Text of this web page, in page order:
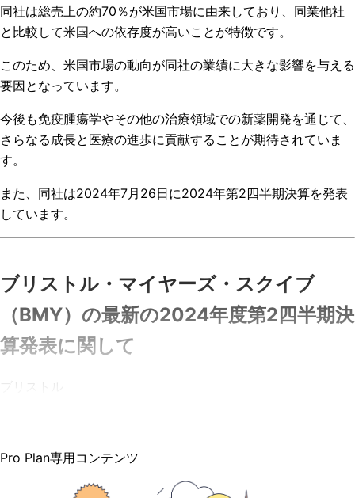
同社は総売上の約70％が米国市場に由来しており、同業他社
と比較して米国への依存度が高いことが特徴です。
このため、米国市場の動向が同社の業績に大きな影響を与える
要因となっています。
今後も免疫腫瘍学やその他の治療領域での新薬開発を通じて、
さらなる成長と医療の進歩に貢献することが期待されていま
す。
また、同社は2024年7月26日に2024年第2四半期決算を発表
しています。
ブリストル・マイヤーズ・スクイブ
（BMY）の最新の2024年度第2四半期決
算発表に関して
Pro Plan専用コンテンツ